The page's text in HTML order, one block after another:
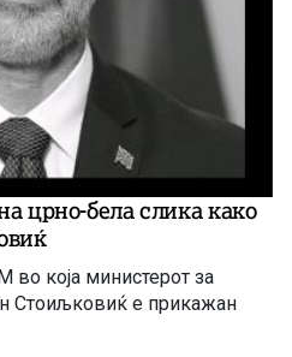
црно-бела слика како
за
Стоиљковиќ е прикажан